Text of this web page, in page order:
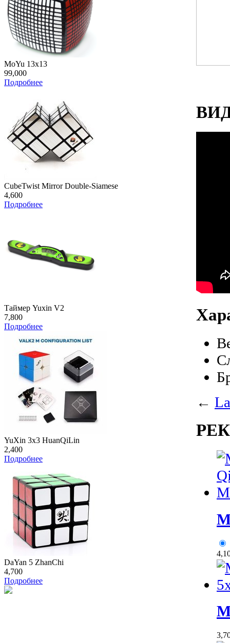
MoYu 13x13
99,000
Подробнее
CubeTwist Mirror Double-Siamese
4,600
Подробнее
Таймер Yuxin V2
7,800
Подробнее
YuXin 3x3 HuanQiLin
2,400
Подробнее
DaYan 5 ZhanChi
4,700
Подробнее
←